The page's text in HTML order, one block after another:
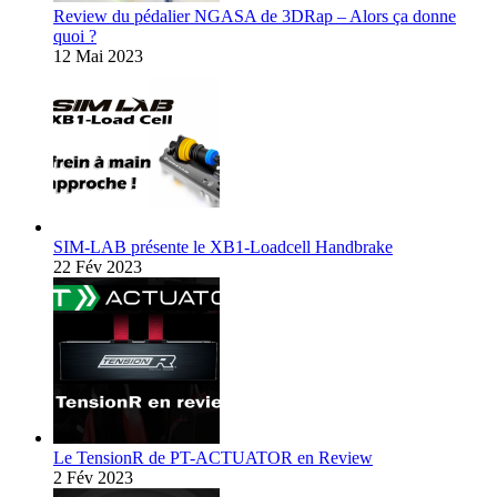
Review du pédalier NGASA de 3DRap – Alors ça donne
quoi ?
12 Mai 2023
SIM-LAB présente le XB1-Loadcell Handbrake
22 Fév 2023
Le TensionR de PT-ACTUATOR en Review
2 Fév 2023